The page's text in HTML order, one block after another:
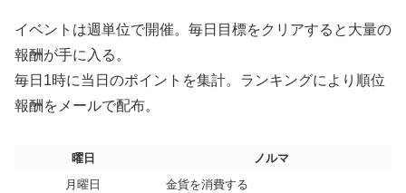
イベントは週単位で開催。毎日目標をクリアすると大量の
報酬が手に入る。
毎日1時に当日のポイントを集計。ランキングにより順位
報酬をメールで配布。
曜日
ノルマ
月曜日
金貨を消費する